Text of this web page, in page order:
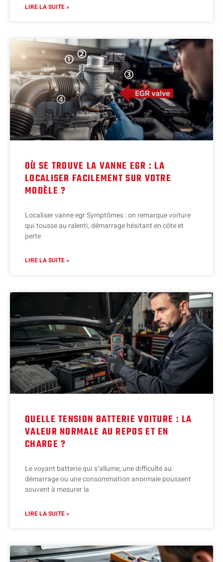
LIRE LA SUITE »
OÙ SE TROUVE LA VANNE EGR : LA
LOCALISER FACILEMENT SUR VOTRE
MODÈLE ?
Localiser vanne egr Symptômes : on remarque voiture
qui tousse au ralenti, démarrage hésitant en côte et
perte
LIRE LA SUITE »
QUELLE TENSION BATTERIE VOITURE : LA
VALEUR NORMALE AU REPOS ET EN
CHARGE ?
Le voyant batterie qui s’allume, une difficulté au
démarrage ou une consommation anormale poussent
souvent à mesurer la
LIRE LA SUITE »